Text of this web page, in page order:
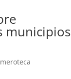
municipios